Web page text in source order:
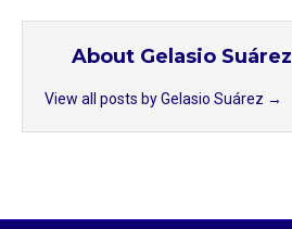
About Gelasio Suárez
View all posts by Gelasio Suárez →